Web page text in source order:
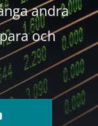
andra
och